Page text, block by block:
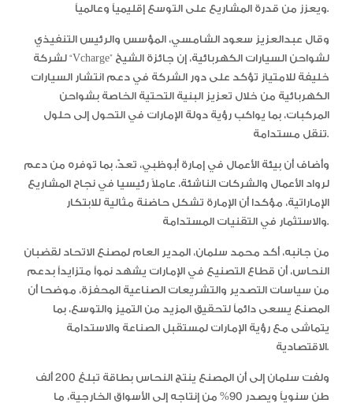
ويعزز من قدرة المشاريع على التوسع إقليمياً وعالمياً.
وقال عبدالعزيز سعود الشامسي، المؤسس والرئيس التنفيذي
لشركة “Vcharge” لشواحن السيارات الكهربائية، إن جائزة الشيخ
خليفة للامتياز تؤكد على دور الشركة في دعم انتشار السيارات
الكهربائية من خلال تعزيز البنية التحتية الخاصة بشواحن
المركبات، بما يواكب رؤية دولة الإمارات في التحول إلى حلول
تنقل مستدامة.
وأضاف أن بيئة الأعمال في إمارة أبوظبي، تعدّ، بما توفره من دعم
لرواد الأعمال والشركات الناشئة، عاملاً رئيسيا في نجاح المشاريع
الإماراتية، مؤكدا أن الإمارة تشكل حاضنة مثالية للابتكار
والاستثمار في التقنيات المستدامة.
من جانبه، أكد محمد سلمان، المدير العام لمصنع الاتحاد لقضبان
النحاس، أن قطاع التصنيع في الإمارات يشهد نمواً متزايداً بدعم
من سياسات التصدير والتشريعات الصناعية المحفزة، موضحا أن
المصنع يسعى دائماً لتحقيق المزيد من التميز والتوسع، بما
يتماشى مع رؤية الإمارات لمستقبل الصناعة والاستدامة
الاقتصادية.
ولفت سلمان إلى أن المصنع ينتج النحاس بطاقة تبلغ 200 ألف
طن سنوياً ويصدر 90% من إنتاجه إلى الأسواق الخارجية، ما